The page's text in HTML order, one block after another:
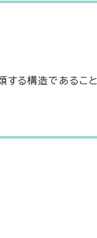
する構造であること